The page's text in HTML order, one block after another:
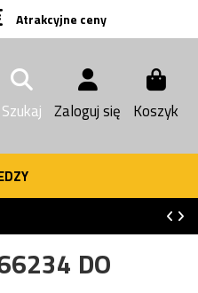
Atrakcyjne ceny
Szukaj Zaloguj się Koszyk
DO